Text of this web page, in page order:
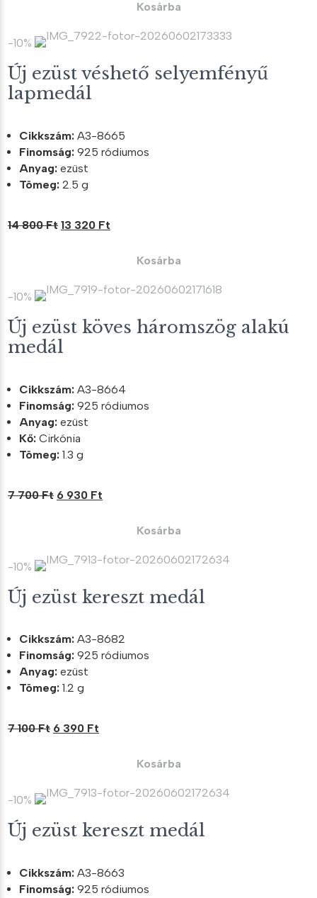
700 Ft.
930 Ft.
Kosárba
-10%
Új ezüst véshető selyemfényű
lapmedál
Cikkszám: A3-8665
Finomság: 925 ródiumos
Anyag: ezüst
Tömeg: 2.5 g
14 800Ft Original
800 Ft.
13 320 Ft
320 Ft.
Kosárba
-10%
Új ezüst köves háromszög alakú
medál
Cikkszám: A3-8664
Finomság: 925 ródiumos
Anyag: ezüst
Kő: Cirkónia
Tömeg: 1.3 g
7 700Ft Original
700 Ft.
6 930 Ft
930 Ft.
Kosárba
-10%
Új ezüst kereszt medál
Cikkszám: A3-8682
Finomság: 925 ródiumos
Anyag: ezüst
Tömeg: 1.2 g
7 100Ft Original
100 Ft.
6 390 Ft
390 Ft.
Kosárba
-10%
Új ezüst kereszt medál
Cikkszám: A3-8663
Finomság: 925 ródiumos